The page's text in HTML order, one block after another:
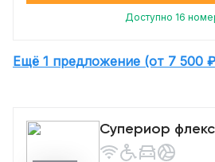
Доступно 16
Ещё 1 предложение (от 7 500
Супериор флекс